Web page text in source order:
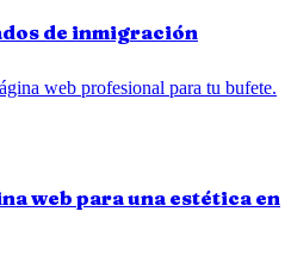
de inmigración
web profesional para tu bufete.
web para una estética en